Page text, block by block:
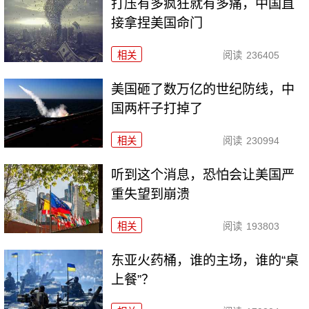
打压有多疯狂就有多痛，中国直
接拿捏美国命门
相关 阅读 236405
美国砸了数万亿的世纪防线，中
国两杆子打掉了
相关 阅读 230994
听到这个消息，恐怕会让美国严
重失望到崩溃
相关 阅读 193803
东亚火药桶，谁的主场，谁的“桌
上餐”？